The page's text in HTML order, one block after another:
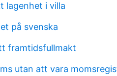
lagenhet i villa
på svenska
framtidsfullmakt
utan att vara